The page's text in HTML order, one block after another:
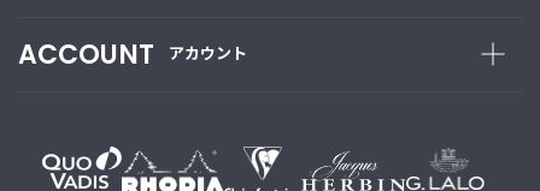
ACCOUNT アカウント